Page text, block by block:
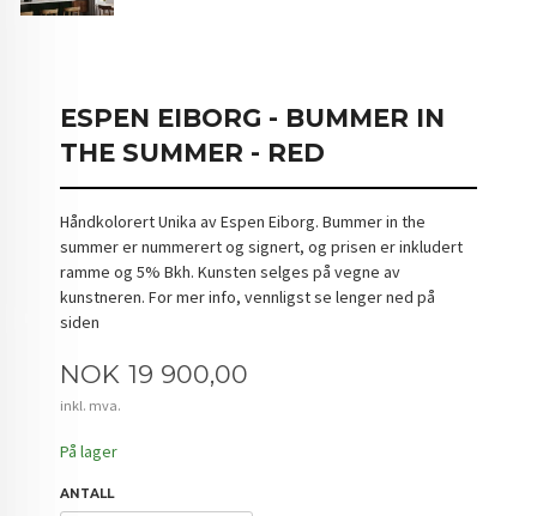
ESPEN EIBORG - BUMMER IN
THE SUMMER - RED
Håndkolorert Unika av Espen Eiborg. Bummer in the
summer er nummerert og signert, og prisen er inkludert
ramme og 5% Bkh. Kunsten selges på vegne av
kunstneren. For mer info, vennligst se lenger ned på
siden
Pris
NOK 19 900,00
inkl. mva.
På lager
ANTALL